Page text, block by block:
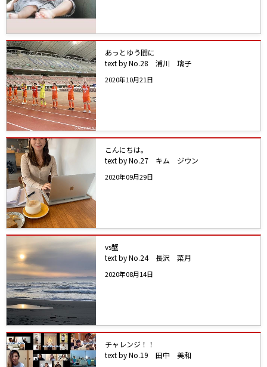
あっとゆう間に
text by No.28 浦川 璃子
2020年10月21日
こんにちは。
text by No.27 キム ジウン
2020年09月29日
vs蟹
text by No.24 長沢 菜月
2020年08月14日
チャレンジ！！
text by No.19 田中 美和